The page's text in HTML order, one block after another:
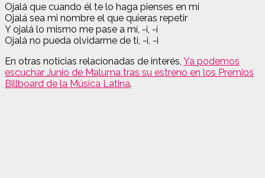
Ojalá que cuando él te lo haga pienses en mí
Ojalá sea mi nombre el que quieras repetir
Y ojalá lo mismo me pase a mí, -í, -í
Ojalá no pueda olvidarme de ti, -i, -i
En otras noticias relacionadas de interés, Ya podemos
escuchar Junio de Maluma tras su estreno en los Premios
Billboard de la Música Latina.